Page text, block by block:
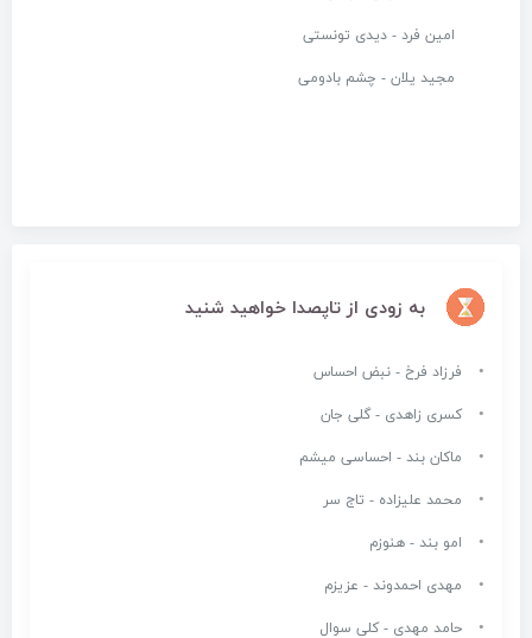
امین فرد - دیدی تونستی
مجید یلان - چشم بادومی
به زودی از تاپصدا خواهید شنید
فرزاد فرخ - نبض احساس
کسری زاهدی - گلی جان
ماکان بند - احساسی میشم
محمد علیزاده - تاج سر
امو بند - هنوزم
مهدی احمدوند - عزیزم
حامد مهدی - کلی سوال